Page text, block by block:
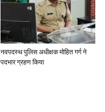
नवपदस्थ पुलिस अधीक्षक मोहित गर्ग ने
पदभार ग्रहण किया